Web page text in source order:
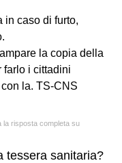
in caso di furto,
la copia della
farlo i cittadini
la. TS-CNS
la risposta completa su
tessera sanitaria?